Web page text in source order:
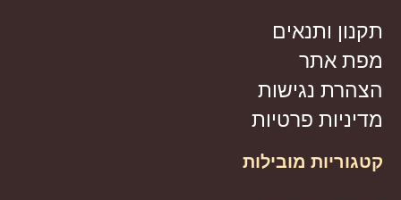
תקנון ותנאים
מפת אתר
הצהרת נגישות
מדיניות פרטיות
קטגוריות מובילות